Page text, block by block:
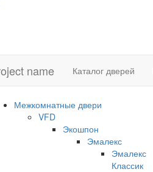
name Каталог дверей
Межкомнатные двери
VFD
Экошпон
Эмалекс
Эмалекс
Классик